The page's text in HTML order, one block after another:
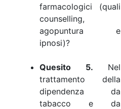
farmacologici (quali
counselling,
agopuntura e
ipnosi)?
Quesito 5. Nel
trattamento della
dipendenza da
tabacco e da